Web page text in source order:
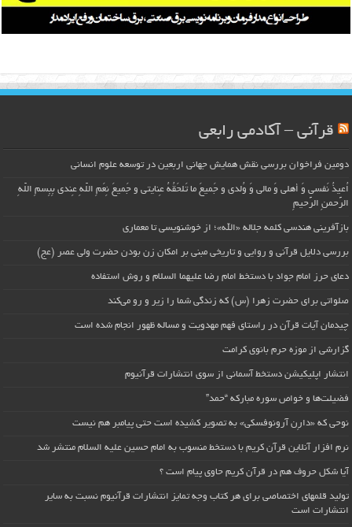
قرآنی – آکادمی رابعی
دومین فراخوان بررسی نقش همایش جهانی اربعین در توسعه علوم انسانی
اُعیذُ نَفسی وَ أهلی وَ مالی وَ وُلدی و جَمیعَ ما تَلحَقُهُ عِنایتی و جَمیعَ نِعَمِ اللّهِ عِندی بِبِسمِ اللّهِ
الرَّحمنِ الرَّحیمِ
بازآفرینی هندسی کلمه جلاله «الله»؛ از خوشنویسی تا معماری
بررسی دلایل قرآنی و روایی و تاریخی مبنی بر امکان زن بودن حضرت ولی عصر (عج)
دعای حرز امام جواد با دستخط امام رضا علیهما السلام و روش استفاده
صلواتی برای حضرت زهرا (س) که زندگی شما را زیر و رو می‌کند
چیدمان آیات قرآن در راستای فهم مهدویت و مساله ظهور انجام شده است
گزارشی از موزه حرم بانوی کرامت
انتشار اپلیکیشن دستخط آسمانی از سوی انتشارات قرآنیوم
فضیلت‌ها و خواص سوره مبارکه “حمد”
نوحی که «دارِن آرونوفسکی» به تصویر کشیده است حتی پیامبر هم نیست
نرم افزار آنلاین قرآن کریم با دستخط منسوب به امام حسین علیه السلام منتشر شد
آیا شکل حروف هم در قرآن کریم حاوی پیام است ؟
تولید قلمهای اختصاصی برای هر کتاب وجه تمایز انتشارات قرآنیوم نسبت به سایر
انتشارات است